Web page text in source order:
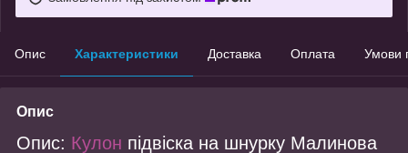
Опис Характеристики Доставка Оплата Умови
Опис
Опис: Кулон підвіска на шнурку Малинова